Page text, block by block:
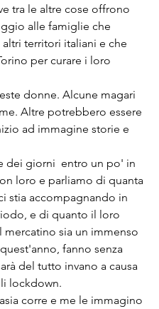
tra le altre cose offrono
alle famiglie che
altri territori italiani e che
per curare i loro
donne. Alcune magari
Altre potrebbero essere
ad immagine storie e
dei giorni  entro un po' in
loro e parliamo di quanta
stia accompagnando in
e di quanto il loro
mercatino sia un immenso
fanno senza
del tutto invano a causa
lockdown.
corre e me le immagino